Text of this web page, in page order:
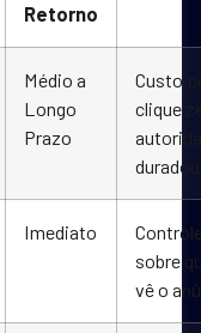
Retorno
Médio a
Longo
Prazo
Custo
clique
Imediato
sobre
vê o